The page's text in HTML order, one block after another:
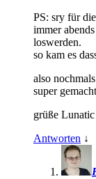
PS: sry für
immer
loswerden.
so kam es
also
super
grüße Lunatic
Antworten ↓